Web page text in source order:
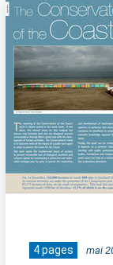
4 pages mai